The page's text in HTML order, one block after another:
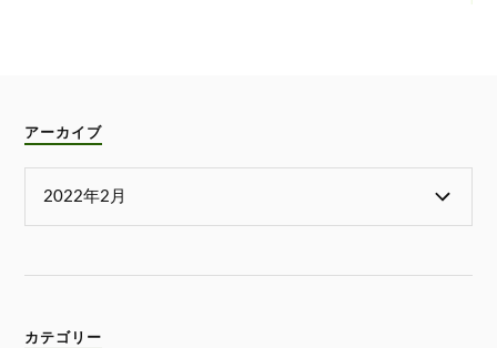
アーカイブ
カテゴリー